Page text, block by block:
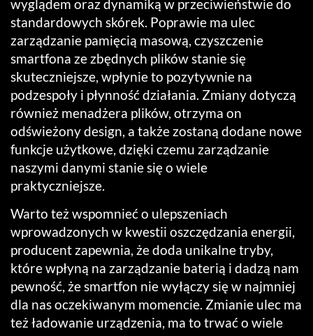
wyglądem oraz dynamiką w przeciwieństwie do
standardowych skórek. Poprawie ma ulec
zarządzanie pamięcią masową, czyszczenie
smartfona ze zbędnych plików stanie się
skuteczniejsze, wpłynie to pozytywnie na
podzespoły i płynność działania. Zmiany dotyczą
również menadżera plików, otrzyma on
odświeżony design, a także zostaną dodane nowe
funkcje użytkowe, dzięki czemu zarządzanie
naszymi danymi stanie się o wiele
praktyczniejsze.
Warto też wspomnieć o ulepszeniach
wprowadzonych w kwestii oszczędzania energii,
producent zapewnia, że doda unikalne tryby,
które wpłyną na zarządzanie baterią i dadzą nam
pewność, że smartfon nie wyłączy się w najmniej
dla nas oczekiwanym momencie. Zmianie ulec ma
też ładowanie urządzenia, ma to trwać o wiele